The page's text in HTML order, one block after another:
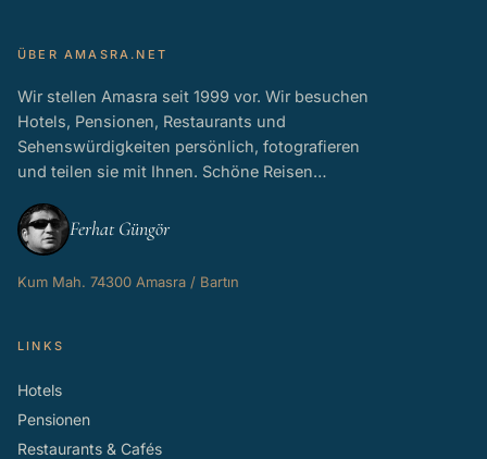
ÜBER AMASRA.NET
Wir stellen Amasra seit 1999 vor. Wir besuchen
Hotels, Pensionen, Restaurants und
Sehenswürdigkeiten persönlich, fotografieren
und teilen sie mit Ihnen. Schöne Reisen…
Ferhat Güngör
Kum Mah. 74300 Amasra / Bartın
LINKS
Hotels
Pensionen
Restaurants & Cafés